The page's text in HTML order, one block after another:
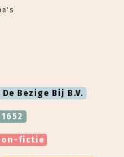
Bezige Bij B.V.
fictie